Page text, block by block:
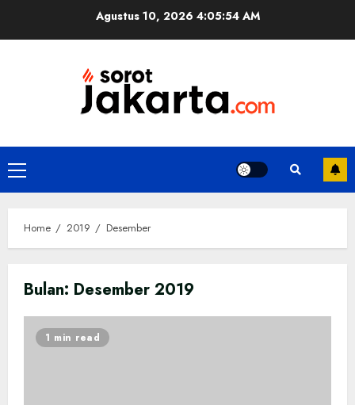
Agustus 10, 2026 4:05:55 AM
Primary
Menu
Home 2019 Desember
Bulan: Desember 2019
1 min read